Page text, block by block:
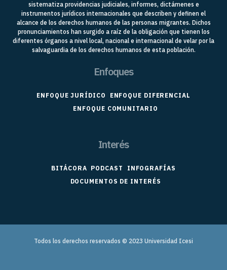
sistematiza providencias judiciales, informes, dictámenes e
instrumentos jurídicos internacionales que describen y definen el
alcance de los derechos humanos de las personas migrantes. Dichos
pronunciamientos han surgido a raíz de la obligación que tienen los
diferentes órganos a nivel local, nacional e internacional de velar por la
salvaguardia de los derechos humanos de esta población.
Enfoques
ENFOQUE JURÍDICO
ENFOQUE DIFERENCIAL
ENFOQUE COMUNITARIO
Interés
BITÁCORA PODCAST
INFOGRAFÍAS
DOCUMENTOS DE INTERÉS
Todos los derechos reservados © 2023 Universidad Icesi